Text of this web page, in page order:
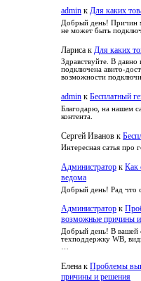
admin к Для каких
Добрый день! Причин
не может быть
Лариса к Для каких
Здравствуйте. В
подключена авито-
возможности
admin к Бесплатный
Благодарю, на нашем
контента.
Сергей Иванов к
Интересная сатья про
Администратор к Как
ведома
Добрый день! Рад что
Администратор к
возможные причины
Добрый день! В вашей
техподдержку WB,
Елена к Проблемы
причины и решения